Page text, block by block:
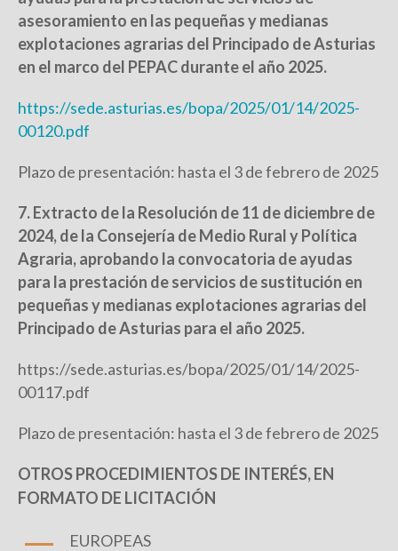
asesoramiento en las pequeñas y medianas
explotaciones agrarias del Principado de Asturias
en el marco del PEPAC durante el año 2025.
https://sede.asturias.es/bopa/2025/01/14/2025-
00120.pdf
Plazo de presentación: hasta el 3 de febrero de 2025
7. Extracto de la Resolución de 11 de diciembre de
2024, de la Consejería de Medio Rural y Política
Agraria, aprobando la convocatoria de ayudas
para la prestación de servicios de sustitución en
pequeñas y medianas explotaciones agrarias del
Principado de Asturias para el año 2025.
https://sede.asturias.es/bopa/2025/01/14/2025-
00117.pdf
Plazo de presentación: hasta el 3 de febrero de 2025
OTROS PROCEDIMIENTOS DE INTERÉS, EN
FORMATO DE LICITACIÓN
EUROPEAS